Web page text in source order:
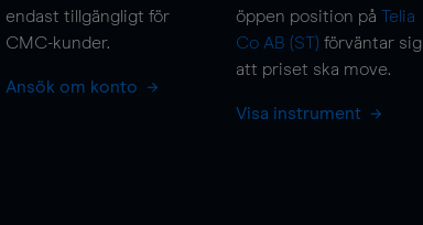
endast tillgängligt för
CMC-kunder.
Ansök om konto
öppen position på Telia
Co AB (ST) förväntar sig
att priset ska move.
Visa instrument